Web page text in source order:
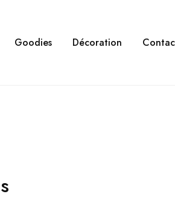
Goodies Décoration